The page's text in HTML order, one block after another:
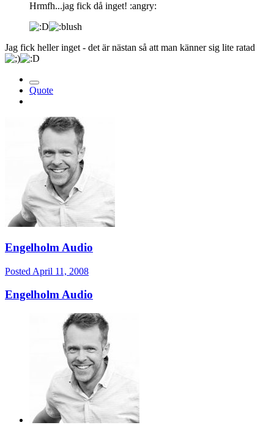
Hrmfh...jag fick då inget! :angry:
Jag fick heller inget - det är nästan så att man känner sig lite ratad
Quote
Engelholm Audio
Posted April 11, 2008
Engelholm Audio